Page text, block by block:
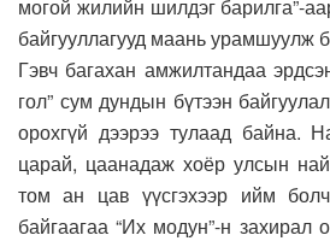
могой жилийн шилдэг барилга”-
байгууллагууд маань урамшуулж
Гэвч багахан амжилтандаа
гол” сум дундын бүтээн
орохгүй дээрээ тулаад байна.
царай, цаанадаж хоёр улсын
том ан цав үүсгэхээр ийм
байгаагаа “Их модун”-н захирал